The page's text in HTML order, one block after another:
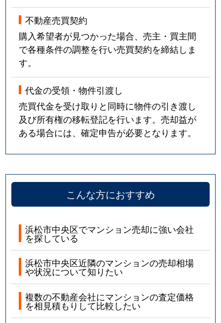
不動産売買契約
購入希望者が見つかった場合、売主・買主間
で各種条件の調整を行い売買契約を締結しま
す。
代金の受領・物件引渡し
売買代金を受け取りと同時に物件の引き渡し
及び所有権の移転登記を行います。売却益が
ある場合には、確定申告が必要となります。
こんな方におすすめ
浜松市中央区でマンション売却に強い会社
を探している
浜松市中央区近隣のマンションの売却相場
や状況について知りたい
複数の不動産会社にマンションの査定価格
を相見積もりして比較したい